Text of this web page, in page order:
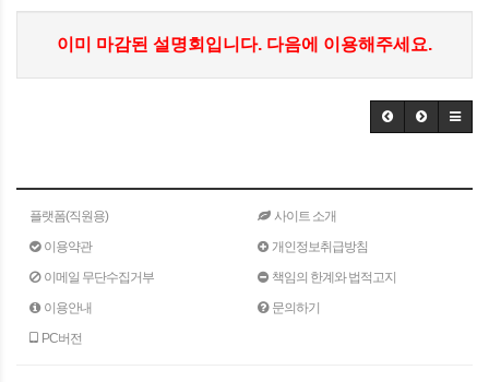
이미 마감된 설명회입니다. 다음에 이용해주세요.
플랫폼(직원용)
사이트 소개
이용약관
개인정보취급방침
이메일 무단수집거부
책임의 한계와 법적고지
이용안내
문의하기
PC버전